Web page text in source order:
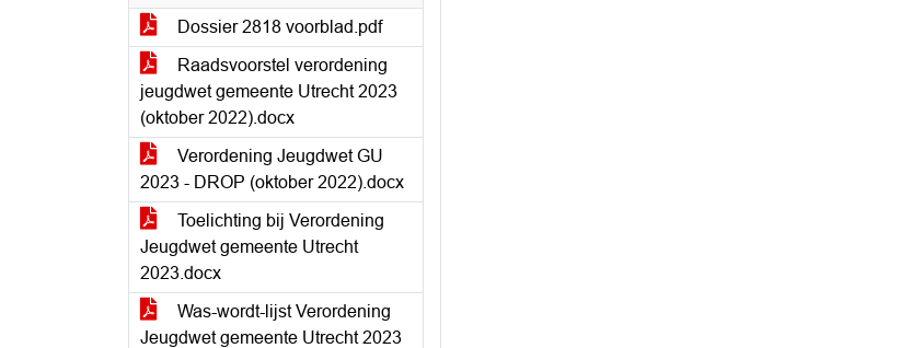
Dossier 2818 voorblad.pdf
Raadsvoorstel verordening
jeugdwet gemeente Utrecht 2023
(oktober 2022).docx
Verordening Jeugdwet GU
2023 - DROP (oktober 2022).docx
Toelichting bij Verordening
Jeugdwet gemeente Utrecht
2023.docx
Was-wordt-lijst Verordening
Jeugdwet gemeente Utrecht 2023